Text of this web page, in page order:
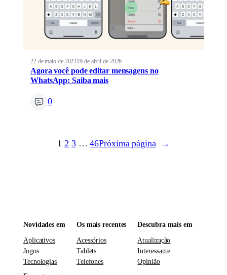
22 de maio de 202319 de abril de 2026
Agora você pode editar mensagens no
WhatsApp: Saiba mais
0
1 2 3 … 46Próxima página →
Novidades em
Aplicativos
Jogos
Tecnologias
Os mais recentes
Acessórios
Tablets
Telefones
Descubra mais em
Atualização
Interessante
Opinião